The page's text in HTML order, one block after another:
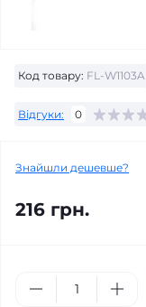
Код товару: FL-W1103A
Відгуки: 0
Знайшли дешевше?
216 грн.